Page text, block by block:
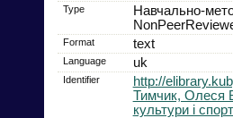
Type
Навчально-
Format text
Language uk
Identifier
http://
Тимчик, Олеся
культури і